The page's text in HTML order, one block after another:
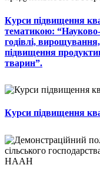
Курси підвищення
тематикою: “Науково-
годівлі,
підвищення
тварин”.
Курси підвищення